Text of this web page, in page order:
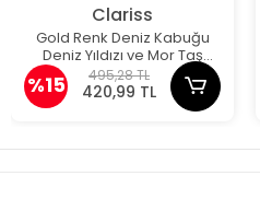
Clariss
Gold Renk Deniz Kabuğu
Deniz Yıldızı ve Mor Taş
Detaylı Küpe
%15 495,28 TL
420,99 TL